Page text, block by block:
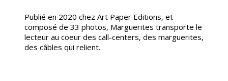
Publié en 2020 chez Art Paper Editions, et
composé de 33 photos, Marguerites transporte le
lecteur au coeur des call-centers, des marguerites,
des câbles qui relient.